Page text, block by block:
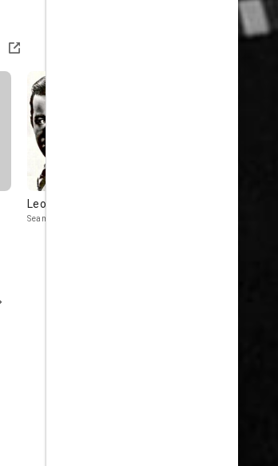
Leo Gorcey
Seaman Sarecky